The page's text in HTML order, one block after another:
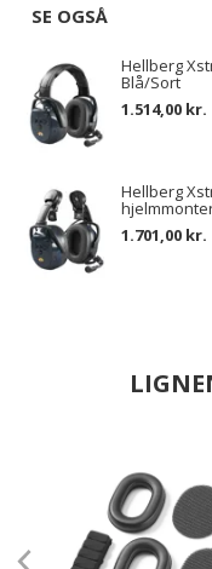
SE OGSÅ
Hellberg
Blå/Sort
1.514,00 kr.
Hellberg
1.701,00 kr.